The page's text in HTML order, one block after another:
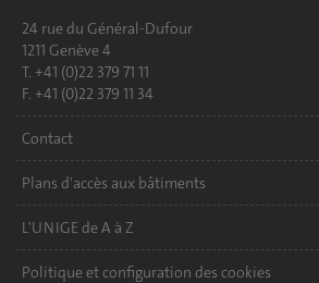
24 rue du Général-Dufour
1211 Genève 4
T. +41 (0)22 379 71 11
F. +41 (0)22 379 11 34
Contact
Plans d'accès aux bâtiments
L'UNIGE de A à Z
Politique et configuration des cookies